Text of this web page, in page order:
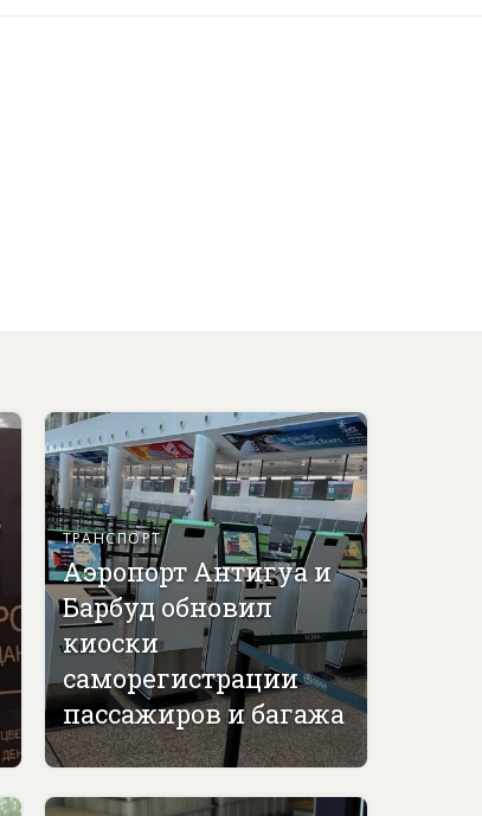
ТРАНСПОРТ
Аэропорт Антигуа и
Барбуд обновил
киоски
саморегистрации
пассажиров и багажа